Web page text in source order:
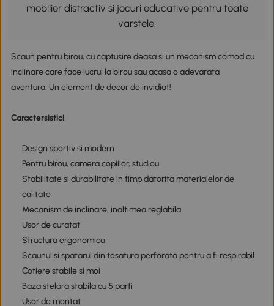
mobilier distractiv si jocuri educative pentru toate
varstele.
Scaun pentru birou, cu captusire deasa si un mecanism comod cu
inclinare care face lucrul la birou sau acasa o adevarata
aventura. Un element de decor de invidiat!
Caractersistici
Design sportiv si modern
Pentru birou, camera copiilor, studiou
Stabilitate si durabilitate in timp datorita materialelor de
calitate
Mecanism de inclinare, inaltimea reglabila
Usor de curatat
Structura ergonomica
Scaunul si spatarul din tesatura perforata pentru a fi respirabil
Cotiere stabile si moi
Baza stelara stabila cu 5 parti
Usor de montat